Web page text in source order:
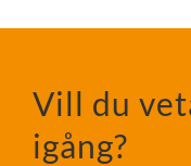
Vill du
igång?